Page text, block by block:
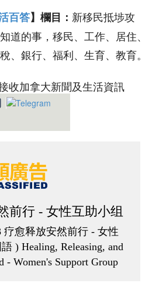
百答】欄目： 新移民抵埗攻
道的事，移民、工作、居住、
、銀行、福利、生育、教育。
收加拿大新聞及生活資訊